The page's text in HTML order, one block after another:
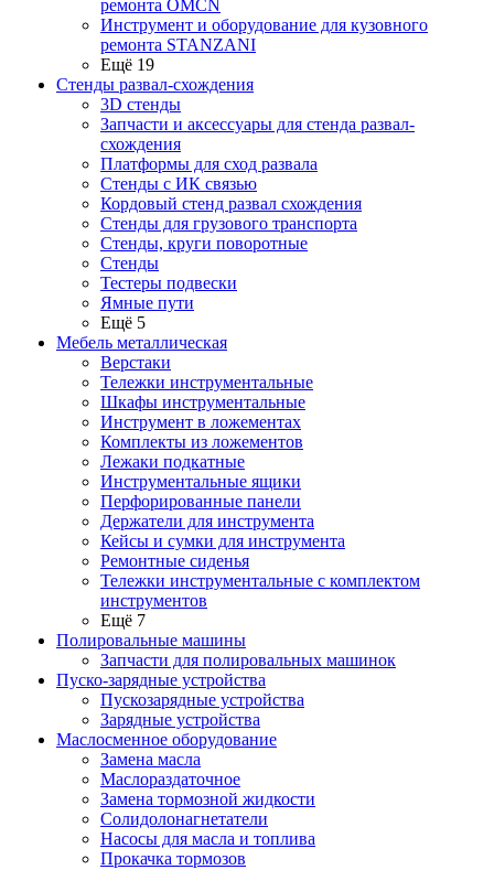
ремонта OMCN
Инструмент и оборудование для кузовного
ремонта STANZANI
Ещё 19
Стенды развал-схождения
3D стенды
Запчасти и аксессуары для стенда развал-
схождения
Платформы для сход развала
Стенды с ИК связью
Кордовый стенд развал схождения
Стенды для грузового транспорта
Стенды, круги поворотные
Стенды
Тестеры подвески
Ямные пути
Ещё 5
Мебель металлическая
Верстаки
Тележки инструментальные
Шкафы инструментальные
Инструмент в ложементах
Комплекты из ложементов
Лежаки подкатные
Инструментальные ящики
Перфорированные панели
Держатели для инструмента
Кейсы и сумки для инструмента
Ремонтные сиденья
Тележки инструментальные с комплектом
инструментов
Ещё 7
Полировальные машины
Запчасти для полировальных машинок
Пуско-зарядные устройства
Пускозарядные устройства
Зарядные устройства
Маслосменное оборудование
Замена масла
Маслораздаточное
Замена тормозной жидкости
Солидолонагнетатели
Насосы для масла и топлива
Прокачка тормозов